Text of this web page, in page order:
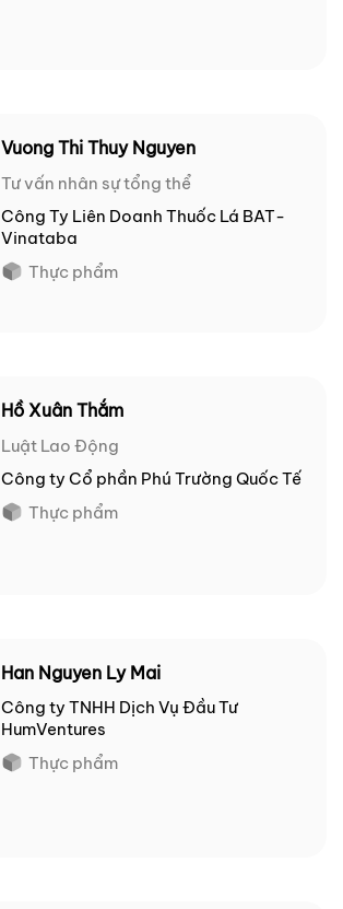
Vuong Thi Thuy Nguyen
Tư vấn nhân sự tổng thể
Công Ty Liên Doanh Thuốc Lá BAT-
Vinataba
Thực phẩm
Hồ Xuân Thắm
Luật Lao Động
Công ty Cổ phần Phú Trường Quốc Tế
Thực phẩm
Han Nguyen Ly Mai
Công ty TNHH Dịch Vụ Đầu Tư
HumVentures
Thực phẩm